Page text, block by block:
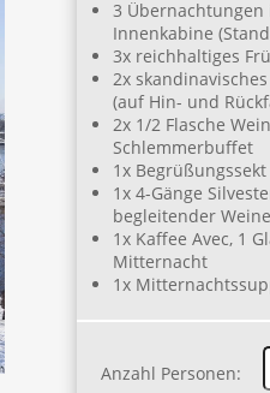
3 Übernachtungen
Innenkabine
3x reichhaltiges
2x
(auf Hin- und
2x 1/2 Flasche
Schlemmerbuffet
1x Begrüßungssekt
1x 4-Gänge
begleitender Weine
1x Kaffee Avec, 1
Mitternacht
1x
Anzahl Personen: